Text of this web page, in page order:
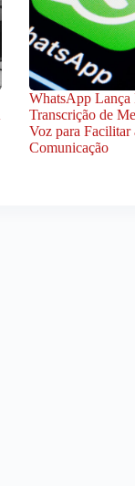
WhatsApp Lança
Transcrição de
Voz para Facilitar
Comunicação